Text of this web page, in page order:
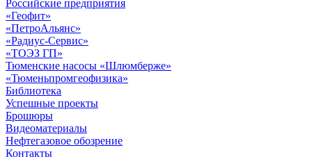
Российские предприятия
«Геофит»
«ПетроАльянс»
«Радиус-Сервис»
«ТОЭЗ ГП»
Тюменские насосы «Шлюмберже»
«Тюменьпромгеофизика»
Библиотека
Успешные проекты
Брошюры
Видеоматериалы
Нефтегазовое обозрение
Контакты